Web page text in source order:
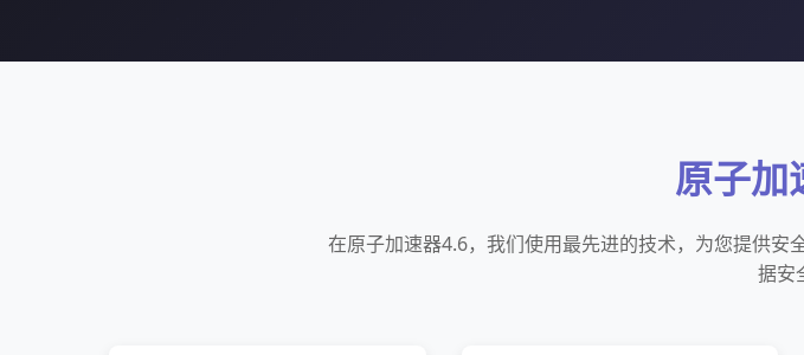
原子加
在原子加速器4.6，我们使用最先进的技术，为您提供
据安